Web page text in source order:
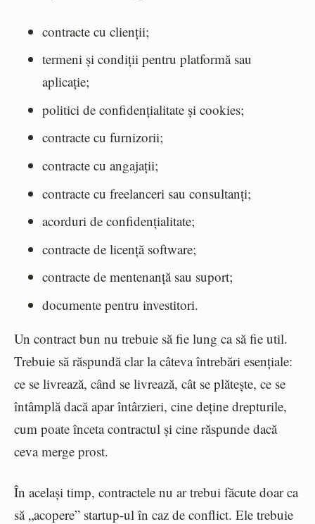
contracte cu clienții;
termeni și condiții pentru platformă sau
aplicație;
politici de confidențialitate și cookies;
contracte cu furnizorii;
contracte cu angajații;
contracte cu freelanceri sau consultanți;
acorduri de confidențialitate;
contracte de licență software;
contracte de mentenanță sau suport;
documente pentru investitori.
Un contract bun nu trebuie să fie lung ca să fie util.
Trebuie să răspundă clar la câteva întrebări esențiale:
ce se livrează, când se livrează, cât se plătește, ce se
întâmplă dacă apar întârzieri, cine deține drepturile,
cum poate înceta contractul și cine răspunde dacă
ceva merge prost.
În același timp, contractele nu ar trebui făcute doar ca
să „acopere” startup-ul în caz de conflict. Ele trebuie